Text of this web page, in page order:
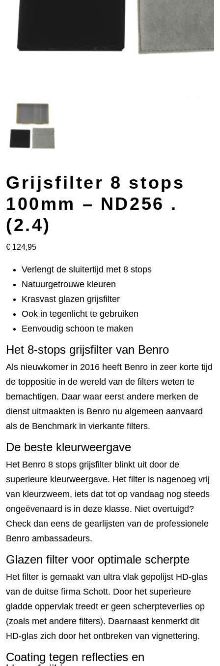
Grijsfilter 8 stops
100mm – ND256 .
(2.4)
€ 124,95
Verlengt de sluitertijd met 8 stops
Natuurgetrouwe kleuren
Krasvast glazen grijsfilter
Ook in tegenlicht te gebruiken
Eenvoudig schoon te maken
Het 8-stops grijsfilter van Benro
Als nieuwkomer in 2016 heeft Benro in zeer korte tijd
de toppositie in de wereld van de filters weten te
bemachtigen. Daar waar eerst andere merken de
dienst uitmaakten is Benro nu algemeen aanvaard
als de Benchmark in vierkante filters.
De beste kleurweergave
Het Benro 8 stops grijsfilter blinkt uit door de
superieure kleurweergave. Het filter is nagenoeg vrij
van kleurzweem, iets dat tot op vandaag nog steeds
ongeëvenaard is in deze klasse. Niet overtuigd?
Check dan eens de gearlijsten van de professionele
Benro ambassadeurs.
Glazen filter voor optimale scherpte
Het filter is gemaakt van ultra vlak gepolijst HD-glas
van de duitse firma Schott. Door het superieure
gladde oppervlak treedt er geen scherpteverlies op
(zoals met andere filters). Daarnaast kenmerkt dit
HD-glas zich door het ontbreken van vignettering.
Coating tegen reflecties en